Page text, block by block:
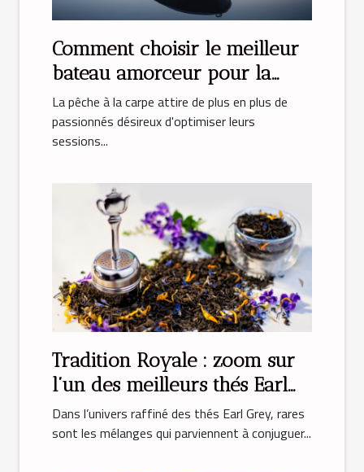
Comment choisir le meilleur
bateau amorceur pour la
pêche à la carpe
La pêche à la carpe attire de plus en plus de
passionnés désireux d'optimiser leurs
sessions...
Tradition Royale : zoom sur
l’un des meilleurs thés Earl
Grey
Dans l’univers raffiné des thés Earl Grey, rares
sont les mélanges qui parviennent à conjuguer...